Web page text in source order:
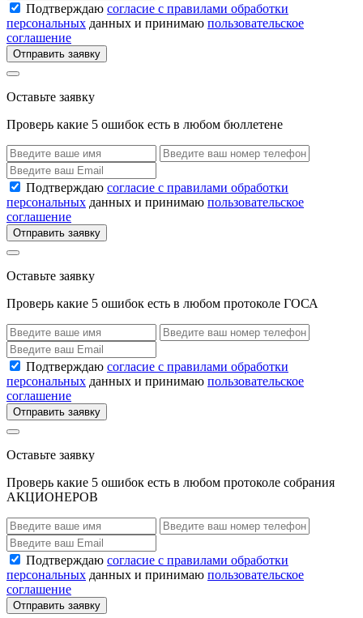
Подтверждаю согласие с правилами обработки
персональных данных и принимаю пользовательское
соглашение
Отправить заявку
Оставьте заявку
Проверь какие 5 ошибок есть в любом бюллетене
Подтверждаю согласие с правилами обработки
персональных данных и принимаю пользовательское
соглашение
Отправить заявку
Оставьте заявку
Проверь какие 5 ошибок есть в любом протоколе ГОСА
Подтверждаю согласие с правилами обработки
персональных данных и принимаю пользовательское
соглашение
Отправить заявку
Оставьте заявку
Проверь какие 5 ошибок есть в любом протоколе собрания
АКЦИОНЕРОВ
Подтверждаю согласие с правилами обработки
персональных данных и принимаю пользовательское
соглашение
Отправить заявку